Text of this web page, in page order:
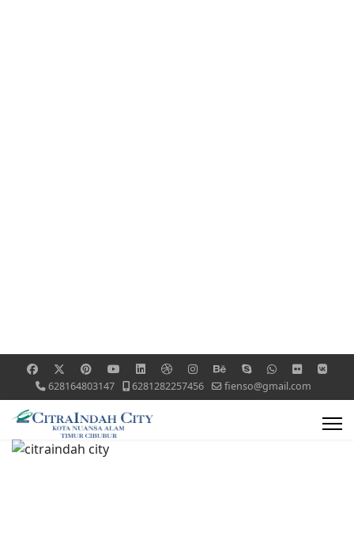
628164803147 6281282257456 fienso@gmail.com